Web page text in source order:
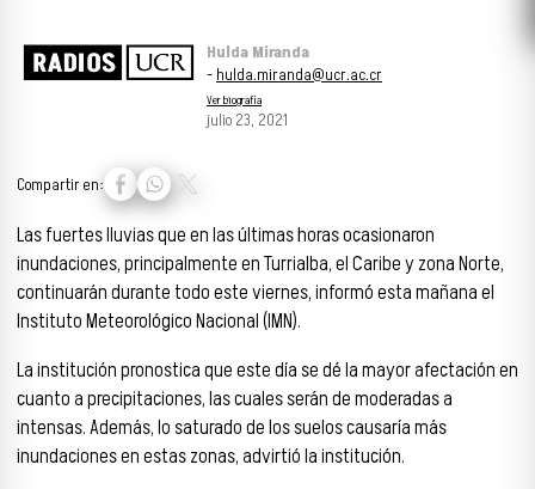
Hulda Miranda
- hulda.miranda@ucr.ac.cr
Ver biografía
julio 23, 2021
Compartir en:
Las fuertes lluvias que en las últimas horas ocasionaron
inundaciones, principalmente en Turrialba, el Caribe y zona Norte,
continuarán durante todo este viernes, informó esta mañana el
Instituto Meteorológico Nacional (IMN).
La institución pronostica que este día se dé la mayor afectación en
cuanto a precipitaciones, las cuales serán de moderadas a
intensas. Además, lo saturado de los suelos causaría más
inundaciones en estas zonas, advirtió la institución.